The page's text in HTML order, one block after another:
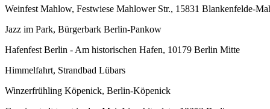
Weinfest Mahlow, Festwiese Mahlower Str., 15831 Blankenfelde-
Jazz im Park, Bürgerbark Berlin-Pankow
Hafenfest Berlin - Am historischen Hafen, 10179 Berlin Mitte
Himmelfahrt, Strandbad Lübars
Winzerfrühling Köpenick, Berlin-Köpenick